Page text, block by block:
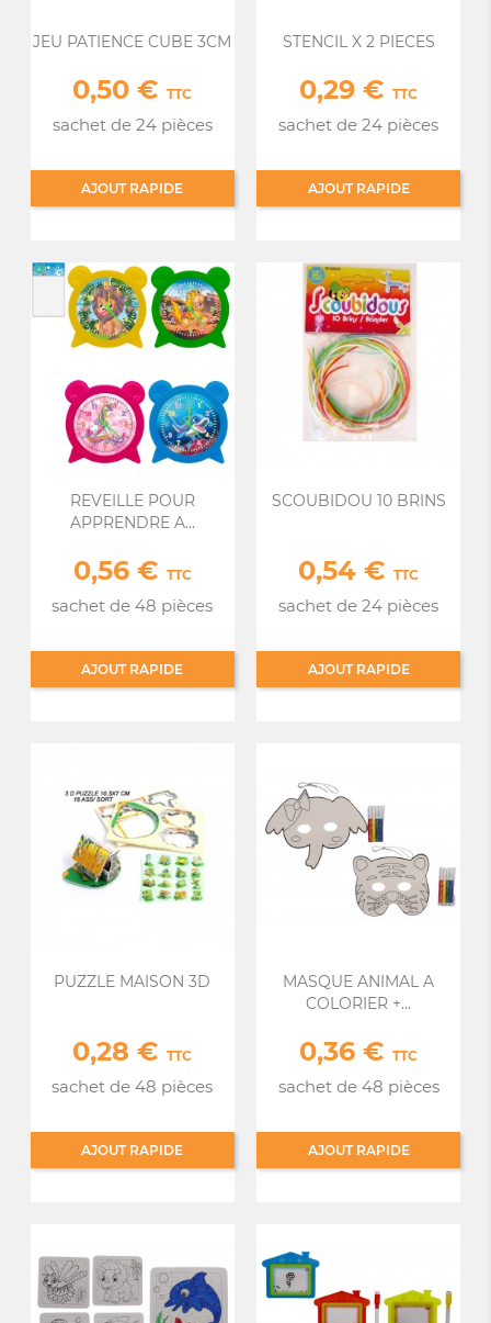
JEU PATIENCE CUBE 3CM
Prix
0,50 € TTC
sachet de 24 pièces
AJOUT RAPIDE
STENCIL X 2 PIECES
Prix
0,29 € TTC
sachet de 24 pièces
AJOUT RAPIDE
REVEILLE POUR
APPRENDRE A...
Prix
0,56 € TTC
sachet de 48 pièces
AJOUT RAPIDE
SCOUBIDOU 10 BRINS
Prix
0,54 € TTC
sachet de 24 pièces
AJOUT RAPIDE
PUZZLE MAISON 3D
Prix
0,28 € TTC
sachet de 48 pièces
AJOUT RAPIDE
MASQUE ANIMAL A
COLORIER +...
Prix
0,36 € TTC
sachet de 48 pièces
AJOUT RAPIDE